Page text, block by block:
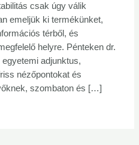
csak úgy válik
emeljük ki termékünket,
térből, és
helyre. Pénteken dr.
adjunktus,
nézőpontokat és
szombaton és […]